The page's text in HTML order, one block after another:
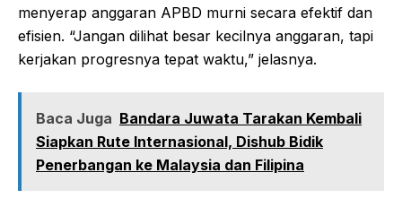
menyerap anggaran APBD murni secara efektif dan
efisien. “Jangan dilihat besar kecilnya anggaran, tapi
kerjakan progresnya tepat waktu,” jelasnya.
Baca Juga Bandara Juwata Tarakan Kembali
Siapkan Rute Internasional, Dishub Bidik
Penerbangan ke Malaysia dan Filipina